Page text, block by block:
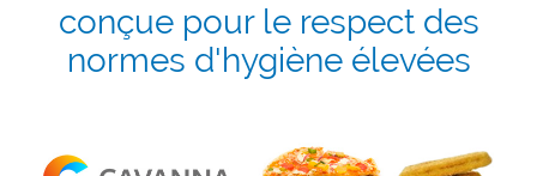
conçue pour le respect des
normes d'hygiène élevées